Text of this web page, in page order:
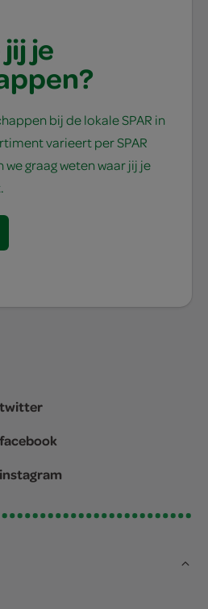
je
bij de lokale SPAR in
varieert per SPAR
graag weten waar jij je
twitter